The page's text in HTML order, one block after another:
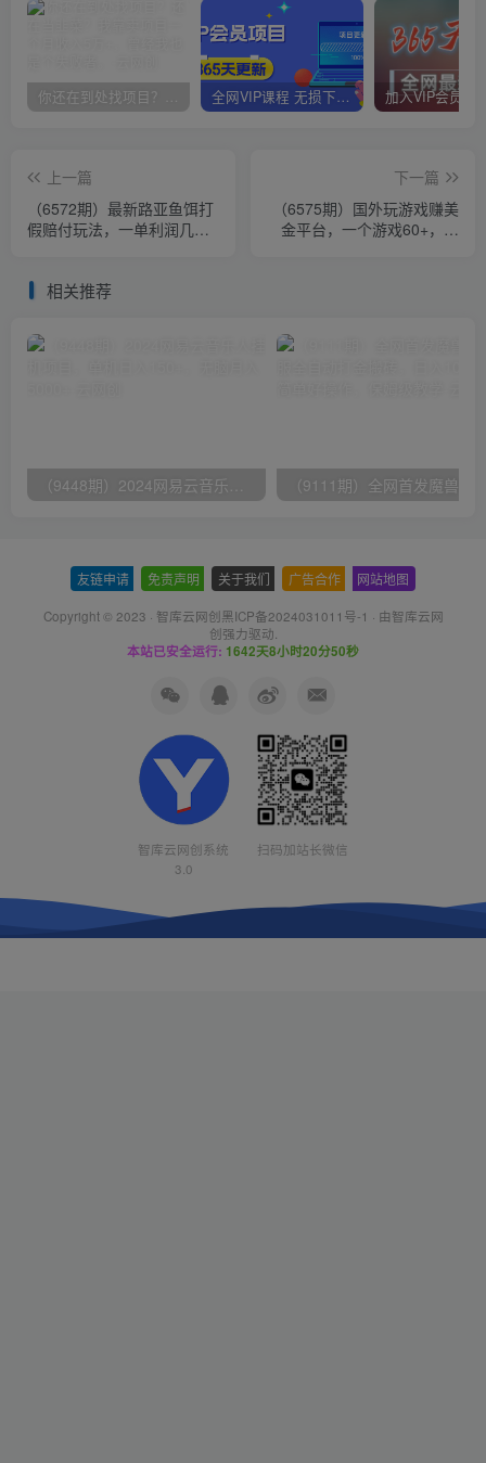
你还在到处找项目？还在当韭菜？我靠卖项目一个月收入5万+，曾经我也是个失败者。 全网VIP课程 无损下载~
上一篇
（6572期）最新路亚鱼饵打
假赔付玩法，一单利润几百+
下一篇
（6575期）国外玩游戏赚美
金平台，一个游戏60+，收
相关推荐
友链申请 免责声明 关于我们 广告合作 网站地图
Copyright © 2023 · 智库云网创黑ICP备2024031011号-1 · 由智库云网
创强力驱动.
本站已安全运行: 1642天8小时20分51秒
智库云网创系统
3.0
扫码加站长微信